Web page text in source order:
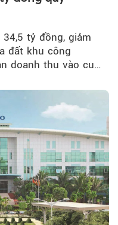
tỷ đồng, giảm
đất khu công
doanh thu vào cuối